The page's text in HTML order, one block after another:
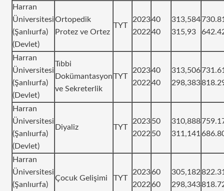
Harran
Üniversitesi
(Şanlıurfa)
(Devlet)
Ortopedik
Protez ve Ortez
TYT
2023
2022
40
40
313,584
315,93
Harran
Üniversitesi
(Şanlıurfa)
(Devlet)
Tıbbi
Dokümantasyon
ve Sekreterlik
TYT
2023
2022
40
40
313,506
298,383
Harran
Üniversitesi
(Şanlıurfa)
(Devlet)
Diyaliz TYT
2023
2022
50
50
310,888
311,141
Harran
Üniversitesi
(Şanlıurfa)
Çocuk Gelişimi TYT
2023
2022
60
60
305,182
298,343